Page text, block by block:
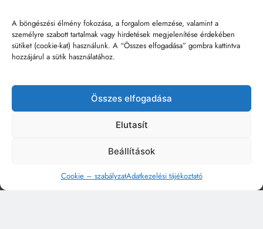
A böngészési élmény fokozása, a forgalom elemzése, valamint a
személyre szabott tartalmak vagy hirdetések megjelenítése érdekében
sütiket (cookie-kat) használunk. A “Összes elfogadása” gombra kattintva
hozzájárul a sütik használatához.
Összes elfogadása
Elutasít
Beállítások
Cookie – szabályzatAdatkezelési tájékoztató